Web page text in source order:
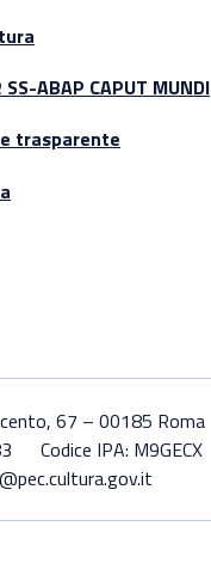
ABAP CAPUT MUNDI
trasparente
67 – 00185 Roma
Codice IPA: M9GECX